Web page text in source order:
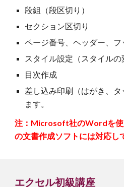
段組（段区切り）
セクション区切り
ページ番号、ヘッダー、フ
スタイル設定（スタイルの
目次作成
差し込み印刷（はがき、
ます。
注：Microsoft社のWordを使
の文書作成ソフトには対応し
エクセル初級講座